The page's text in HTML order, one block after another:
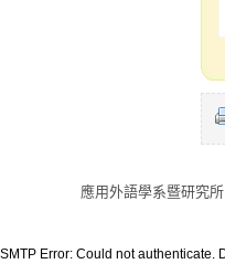
應用外語學系暨研究
SMTP Error: Could not authenticate.